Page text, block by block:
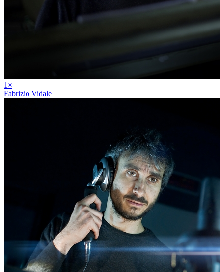
1 ×
Fabrizio Vidale